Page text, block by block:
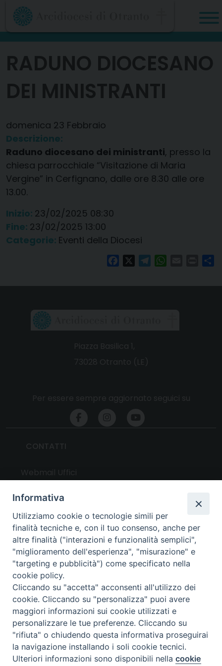
Skip
content
RADUNO DIOCESANO
DEI MINISTRANTI
domenica 23 Febbraio
Descrizione:
Raduno diocesano dei ministranti, presso la
chiesa parrocchiale “Visitazione di Maria
Vergine” in Cerfignano, dalle ore 8.30 alle ore
13.00.
Inizio: 23/02/2025 08:30
Fine: 23/02/2025 13:00
Categorie: Eventi della Diocesi
FacebookTelegramWhatsAppPrint
UTILITY
News
Altri articoli
Notizie nazionali
Download
Amministrazione Trasparente
Privacy e cookie policy
Copyright ©2024 - All Rights Reserved
Preferenze Cookie
Informativa
Utilizziamo cookie o tecnologie simili per
finalità tecniche e, con il tuo consenso, anche per
altre finalità ("interazioni e funzionalità semplici",
"miglioramento dell'esperienza", "misurazione" e
"targeting e pubblicità") come specificato nella
cookie policy.
Cliccando su "accetta" acconsenti all'utilizzo dei
cookie. Cliccando su "personalizza" puoi avere
maggiori informazioni sui cookie utilizzati e
personalizzare le tue preferenze. Cliccando su
"rifiuta" o chiudendo questa informativa proseguirai
la navigazione installando i soli cookie tecnici.
Ulteriori informazioni sono disponibili nellacookie